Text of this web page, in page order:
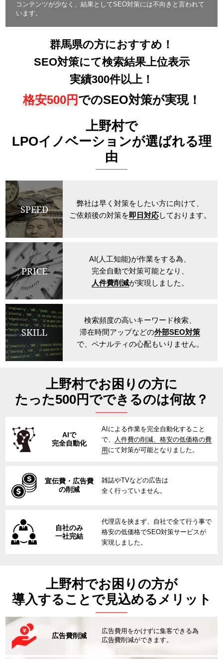
コンテンツが少なく、結果としてSEO対策には不向きと言われて
います。
群馬県の方におすすめ！
SEO対策にて検索結果上位表示
実績300件以上！
格安500円でのSEO対策が実現！
上野村で
LPOイノベーションが選ばれる理
由
SPEED
弊社は早く対策をしたい方に向けて、
ご依頼後の対策を即日対応しております。
PRICE
AI(人工知能)が作業をする為、
完全自動で対策可能となり、
人件費削減が実現しました。
SKILL
検索頻度の高いキーワード検索、
滞在時間アップなどの外部SEO対策
で、ペナルティの心配もいりません。
上野村でお困りの方に
たった500円でできるのは何故？
AIで
完全自動化
AIによる作業を完全自動化すること
で、
人件費の削減、格安の低価格の費
用 にて対策が可能となりました。
宣伝費・広告費
の削減
雑誌やTVなどの広告は
全く行っていません。
自社のみ
一社完結
代理店を挟まず、自社で全て行う事で
格安の低価格でSEO対策サービスが
実現しました。
上野村でお困りの方が
導入することで見込めるメリット
広告費削減
広告費用をかけずに集客できる為
広告費削減ができます。